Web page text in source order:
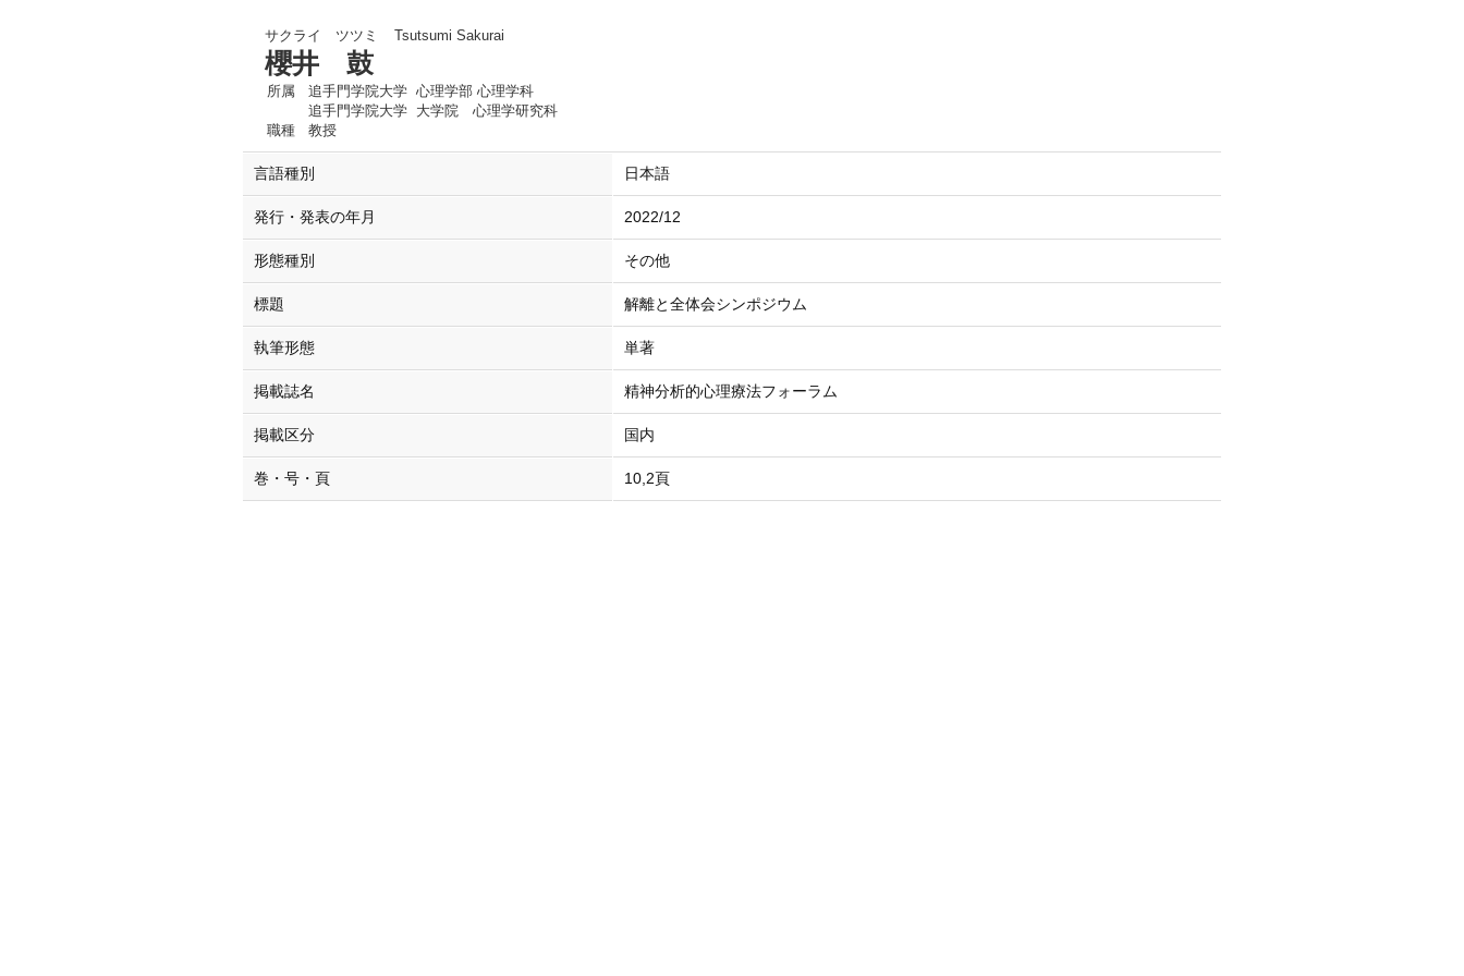
サクライ ツツミ Tsutsumi Sakurai
櫻井 鼓
所属
追手門学院大学 心理学部 心理学科
追手門学院大学 大学院 心理学研究科
職種
教授
言語種別 日本語
発行・発表の年月 2022/12
形態種別 その他
標題 解離と全体会シンポジウム
執筆形態 単著
掲載誌名 精神分析的心理療法フォーラム
掲載区分 国内
巻・号・頁 10,2頁